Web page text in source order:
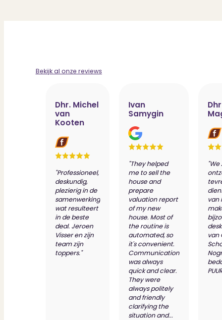
Bekijk al onze reviews
Dhr. Michel
van
Kooten
"Professioneel,
deskundig,
plezierig in de
samenwerking
wat resulteert
in de beste
deal. Jeroen
Visser en zijn
team zijn
toppers."
Ivan
Samygin
"They helped
me to sell the
house and
prepare
valuation report
of my new
house. Most of
the routine is
automated, so
it's convenient.
Communication
was always
quick and clear.
They were
always politely
and friendly
clarifying the
situation and...
"We
van
van